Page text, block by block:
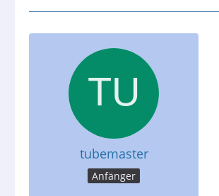
tubemaster
Anfänger